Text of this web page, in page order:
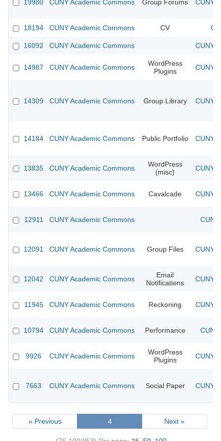
19980 CUNY Academic Commons Group Forums CUNY
18194 CUNY Academic Commons CV
16092 CUNY Academic Commons CUNY
14987 CUNY Academic Commons
WordPress
Plugins
CUNY
14309 CUNY Academic Commons Group Library CUNY
14184 CUNY Academic Commons Public Portfolio CUNY
13835 CUNY Academic Commons
WordPress
(misc)
CUNY
13466 CUNY Academic Commons Cavalcade CUNY
12911 CUNY Academic Commons
12091 CUNY Academic Commons Group Files CUNY
12042 CUNY Academic Commons
Email
Notifications
CUNY
11945 CUNY Academic Commons Reckoning CUNY
10794 CUNY Academic Commons Performance
9926 CUNY Academic Commons
WordPress
Plugins
CUNY
7663 CUNY Academic Commons Social Paper CUNY
« Previous 4 Next »